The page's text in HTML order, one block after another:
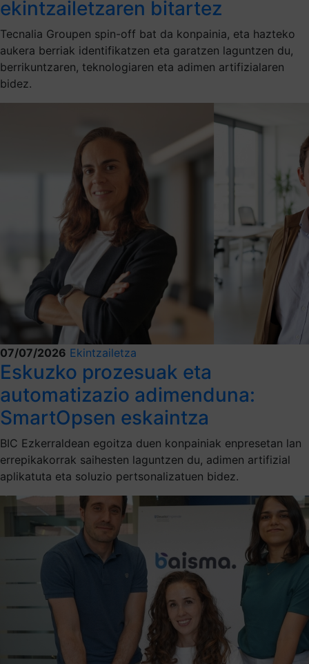
ekintzailetzaren bitartez
Tecnalia Groupen spin-off bat da konpainia, eta hazteko
aukera berriak identifikatzen eta garatzen laguntzen du,
berrikuntzaren, teknologiaren eta adimen artifizialaren
bidez.
07/07/2026 Ekintzailetza
Eskuzko prozesuak eta
automatizazio adimenduna:
SmartOpsen eskaintza
BIC Ezkerraldean egoitza duen konpainiak enpresetan lan
errepikakorrak saihesten laguntzen du, adimen artifizial
aplikatuta eta soluzio pertsonalizatuen bidez.